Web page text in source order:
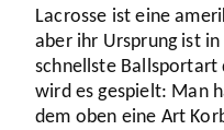
Lacrosse ist eine
aber ihr Ursprung ist
schnellste Ball­sportart
wird es gespielt: Man
dem oben eine Art